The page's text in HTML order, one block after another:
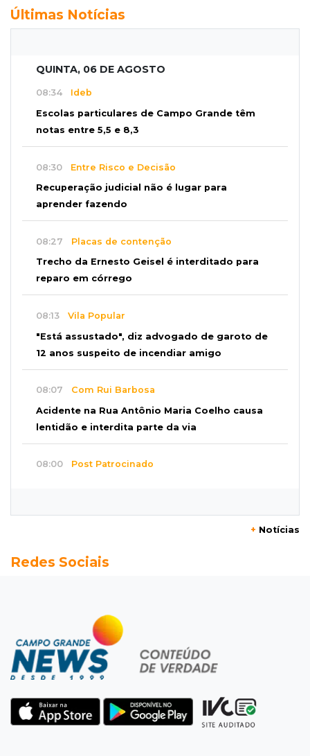
Últimas Notícias
QUINTA, 06 DE AGOSTO
08:34 Ideb
Escolas particulares de Campo Grande têm
notas entre 5,5 e 8,3
08:30 Entre Risco e Decisão
Recuperação judicial não é lugar para
aprender fazendo
08:27 Placas de contenção
Trecho da Ernesto Geisel é interditado para
reparo em córrego
08:13 Vila Popular
"Está assustado", diz advogado de garoto de
12 anos suspeito de incendiar amigo
08:07 Com Rui Barbosa
Acidente na Rua Antônio Maria Coelho causa
lentidão e interdita parte da via
08:00 Post Patrocinado
Do 1º prêmio às dívidas, jogadores relatam
Fomento
Com só 1,3% do crédito de inovação da Finep,
indústria de MS pede espaço
TÁON: Materne reúne ciência, acolhimento e
famílias
+ Notícias
Redes Sociais